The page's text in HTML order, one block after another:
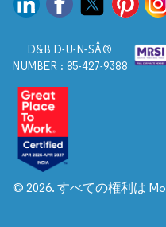
D&B D-U-N-SÂ®
NUMBER : 85-427-9388
© 2026. すべての権利は